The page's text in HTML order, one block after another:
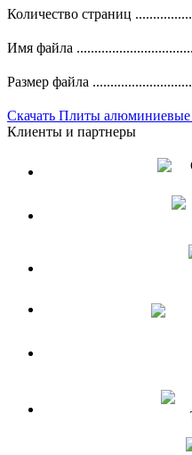
Количество страниц
Имя файла
Размер файла
Скачать Плиты
Клиенты и партнеры